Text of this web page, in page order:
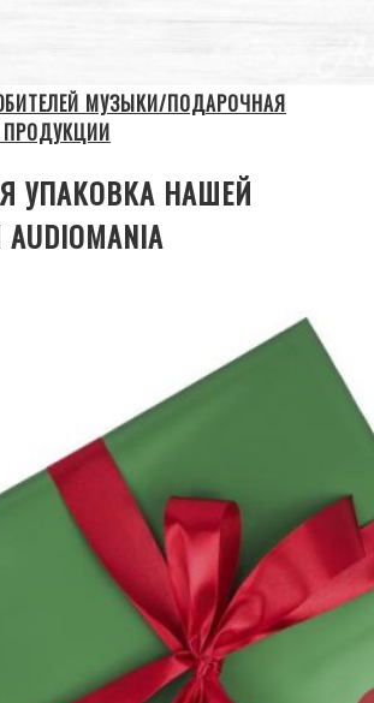
МУЗЫКИ/ПОДАРОЧНАЯ
УПАКОВКА НАШЕЙ